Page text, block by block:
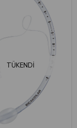
TÜKENDI